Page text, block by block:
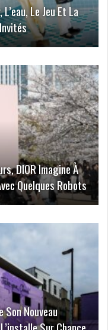
Le Jeu Et La
DIOR Imagine À
Quelques Robots
Son Nouveau